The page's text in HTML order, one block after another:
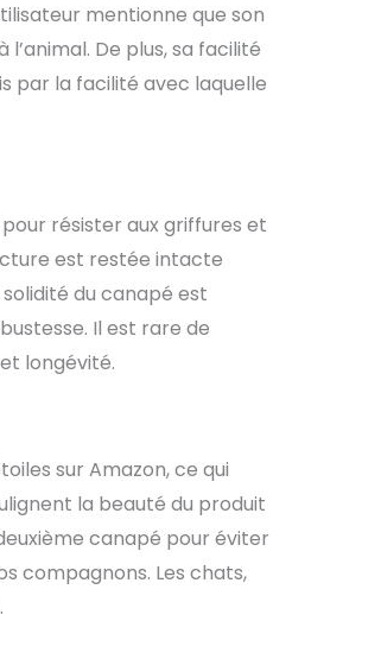
mentionne que son
De plus, sa facilité
par la facilité avec laquelle
résister aux griffures et
est restée intacte
du canapé est
Il est rare de
longévité.
sur Amazon, ce qui
la beauté du produit
canapé pour éviter
compagnons. Les chats,